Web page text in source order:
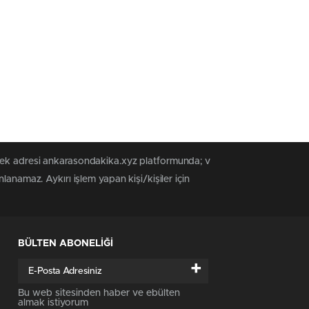
adresi ankarasondakika.xyz platformunda; v
Aykırı işlem yapan kişi/kişiler için
BÜLTEN ABONELİĞİ
+
Bu web sitesinden haber ve ebülten
almak istiyorum